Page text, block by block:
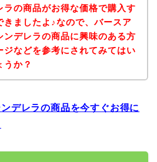
ラの商品がお得な価格で購入す
きましたよ♪なので、バースア
ンデレラの商品に興味のある方
ジなどを参考にされてみてはい
うか？
デレラの商品を今すぐお得に